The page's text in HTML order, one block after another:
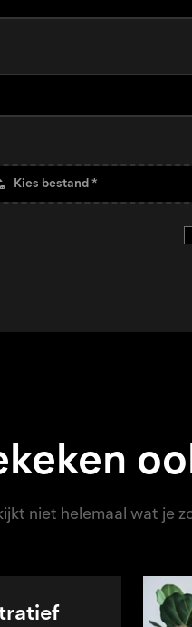
Kies bestand *
niet helemaal wat je